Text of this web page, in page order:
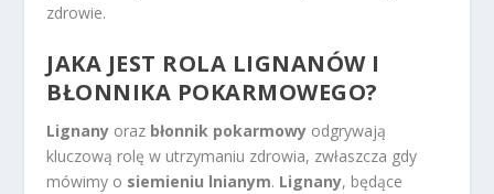
zdrowie.
JAKA JEST ROLA LIGNANÓW I
BŁONNIKA POKARMOWEGO?
Lignany oraz błonnik pokarmowy odgrywają
kluczową rolę w utrzymaniu zdrowia, zwłaszcza gdy
mówimy o siemieniu lnianym. Lignany, będące